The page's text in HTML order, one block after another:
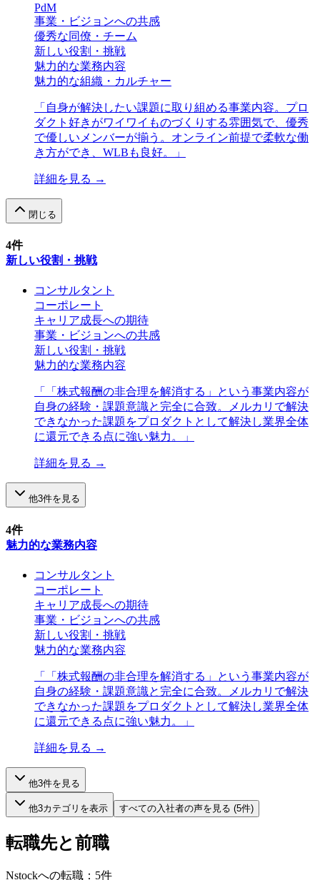
PdM
事業・ビジョンへの共感
優秀な同僚・チーム
新しい役割・挑戦
魅力的な業務内容
魅力的な組織・カルチャー
「 自身が解決したい課題に取り組める事業内容。プロ
ダクト好きがワイワイものづくりする雰囲気で、優秀
で優しいメンバーが揃う。オンライン前提で柔軟な働
き方ができ、WLBも良好。
」
詳細を見る →
閉じる
4件
新しい役割・挑戦
コンサルタント
コーポレート
キャリア成長への期待
事業・ビジョンへの共感
新しい役割・挑戦
魅力的な業務内容
「
「株式報酬の非合理を解消する」という事業内容が
自身の経験・課題意識と完全に合致。メルカリで解決
できなかった課題をプロダクトとして解決し業界全体
に還元できる点に強い魅力。
」
詳細を見る →
他3件を見る
4件
魅力的な業務内容
コンサルタント
コーポレート
キャリア成長への期待
事業・ビジョンへの共感
新しい役割・挑戦
魅力的な業務内容
「
「株式報酬の非合理を解消する」という事業内容が
自身の経験・課題意識と完全に合致。メルカリで解決
できなかった課題をプロダクトとして解決し業界全体
に還元できる点に強い魅力。
」
詳細を見る →
他3件を見る
他3カテゴリを表示 すべての 入社者の声を見る (5件)
転職先と前職
Nstockへの転職： 5件